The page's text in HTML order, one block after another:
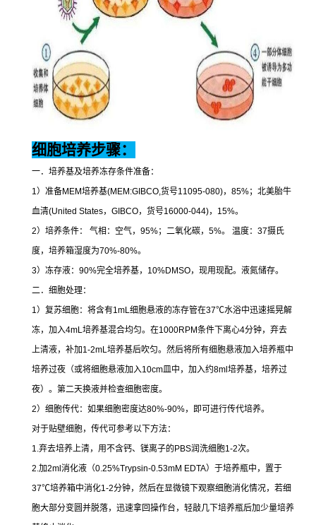
细胞培养步骤：
一．培养基及培养冻存条件准备：
1 ）准备MEM培养基(MEM:GIBCO, 货号11095-080)， 85%；北美胎牛
血清(United States， GIBCO，货号16000-044)， 15%。
2）培养条件： 气相：空气， 95%；二氧化碳， 5%。 温度： 37摄氏
度，培养箱湿度为70%-80%。
3）冻存液： 90%完全培养基， 10%DMSO，现用现配。液氮储存。
二．细胞处理：
1 ）复苏细胞：将含有1mL 细胞悬液的冻存管在37℃水浴中迅速摇晃解
冻，加入4mL 培养基混合均匀。在1000RPM条件下离心4分钟，弃去
上清液，补加1-2mL 培养基后吹匀。然后将所有细胞悬液加入培养瓶中
培养过夜（或将细胞悬液加入10cm皿中，加入约8ml培养基，培养过
夜）。第二天换液并检查细胞密度。
2）细胞传代：如果细胞密度达80%-90%，即可进行传代培养。
对于贴壁细胞，传代可参考以下方法：
1. 弃去培养上清，用不含钙、镁离子的PBS润洗细胞1-2次。
2. 加2ml消化液（0.25%Trypsin-0.53mM EDTA）于培养瓶中，置于
37℃培养箱中消化1-2分钟，然后在显微镜下观察细胞消化情况，若细
胞大部分变圆并脱落，迅速拿回操作台，轻敲几下培养瓶后加少量培养